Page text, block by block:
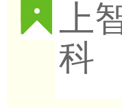
上
科